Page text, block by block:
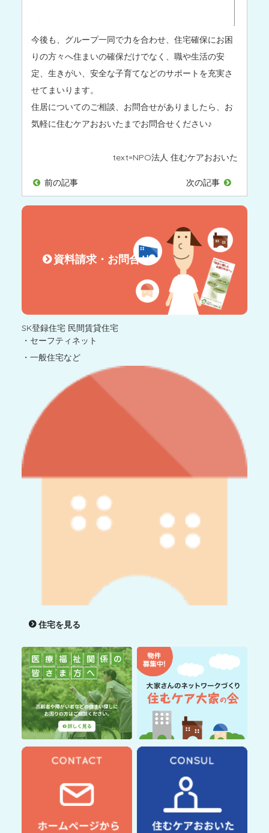
今後も、グループ一同で力を合わせ、住宅確保にお困
りの方々へ住まいの確保だけでなく、職や生活の安
定、生きがい、安全な子育てなどのサポートを充実さ
せてまいります。
住居についてのご相談、お問合せがありましたら、お
気軽に住むケアおおいたまでお問合せください♪
text=NPO法人 住むケアおおいた
前の記事 次の記事
資料請求・お問合せ
SK登録住宅 民間賃貸住宅
・セーフティネット
・一般住宅など
住宅を見る